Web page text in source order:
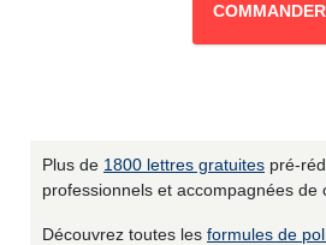
COMMANDER
Plus de 1800 lettres gratuites pré-
professionnels et accompagnées de
Découvrez toutes les formules de